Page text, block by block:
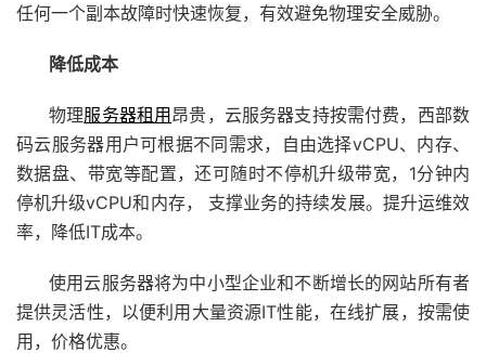
任何一个副本故障时快速恢复，有效避免物理安全威胁。
降低成本
物理服务器租用昂贵，云服务器支持按需付费，西部数
码云服务器用户可根据不同需求，自由选择vCPU、内存、
数据盘、带宽等配置，还可随时不停机升级带宽，1分钟内
停机升级vCPU和内存， 支撑业务的持续发展。提升运维效
率，降低IT成本。
使用云服务器将为中小型企业和不断增长的网站所有者
提供灵活性，以便利用大量资源IT性能，在线扩展，按需使
用，价格优惠。